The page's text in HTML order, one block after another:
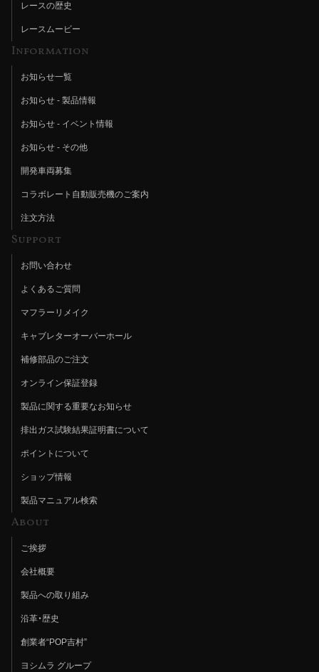
レースの歴史
レースムービー
Information
お知らせ一覧
お知らせ - 製品情報
お知らせ - イベント情報
お知らせ - その他
開発車両募集
コラボレート自動販売機のご案内
注文方法
Support
お問い合わせ
よくあるご質問
マフラーリメイク
キャブレターオーバーホール
補修部品のご注文
オンライン保証登録
製品に関する重要なお知らせ
排出ガス試験結果証明書について
ポイントについて
ショップ情報
製品マニュアル検索
About
ご挨拶
会社概要
製品への取り組み
沿革・歴史
創業者“POP吉村”
ヨシムラ グループ